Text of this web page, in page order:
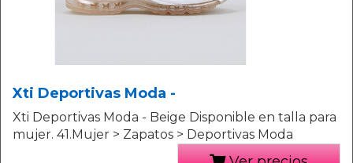
Xti Deportivas Moda -
Xti Deportivas Moda - Beige Disponible en talla para
mujer. 41.Mujer > Zapatos > Deportivas Moda